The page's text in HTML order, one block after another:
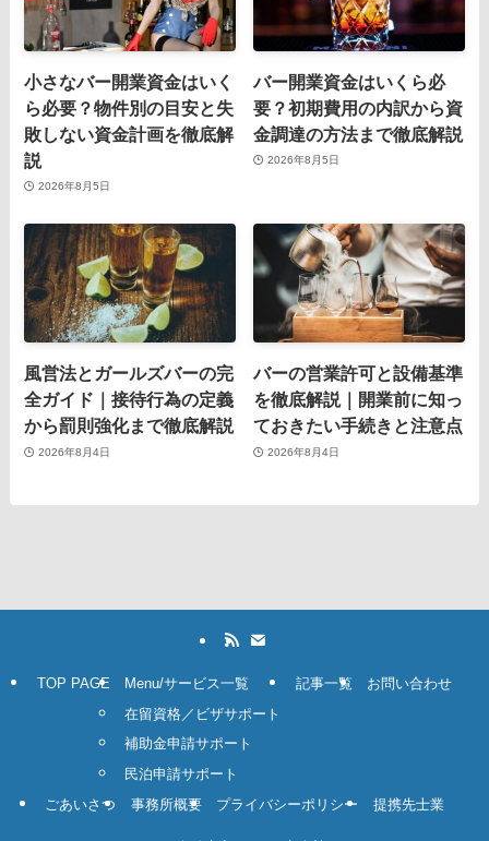
小さなバー開業資金はいく
ら必要？物件別の目安と失
敗しない資金計画を徹底解
説
2026年8月5日
バー開業資金はいくら必
要？初期費用の内訳から資
金調達の方法まで徹底解説
2026年8月5日
風営法とガールズバーの完
全ガイド｜接待行為の定義
から罰則強化まで徹底解説
2026年8月4日
バーの営業許可と設備基準
を徹底解説｜開業前に知っ
ておきたい手続きと注意点
2026年8月4日
TOP PAGE
Menu/サービス一覧
在留資格／ビザサポート
補助金申請サポート
民泊申請サポート
記事一覧 お問い合わせ
ごあいさつ 事務所概要 プライバシーポリシー 提携先士業